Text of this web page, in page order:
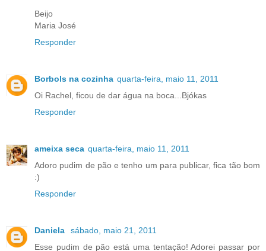
Beijo
Maria José
Responder
Borbols na cozinha quarta-feira, maio 11, 2011
Oi Rachel, ficou de dar água na boca...Bjókas
Responder
ameixa seca quarta-feira, maio 11, 2011
Adoro pudim de pão e tenho um para publicar, fica tão bom
:)
Responder
Daniela
sábado, maio 21, 2011
Esse pudim de pão está uma tentação! Adorei passar por